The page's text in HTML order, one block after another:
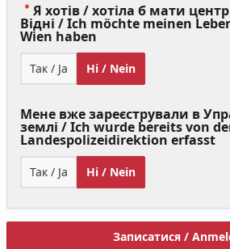
Я хотів / хотіла б мати
Відні / Ich möchte meinen
Wien haben
Required)
Так / Ja Ні / Nein
Мене вже зареєстрували в
землі / Ich wurde bereits von
Landespolizeidirektion erfasst
Так / Ja Ні / Nein
Записатися /